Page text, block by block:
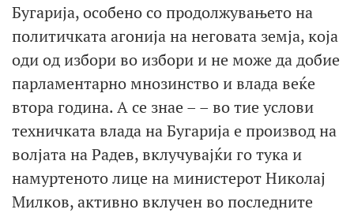
Бугарија, особено со продолжувањето на
политичката агонија на неговата земја, која
оди од избори во избори и не може да добие
парламентарно мнозинство и влада веќе
втора година. А се знае – – во тие услови
техничката влада на Бугарија е производ на
волјата на Радев, вклучувајќи го тука и
намуртеното лице на министерот Николај
Милков, активно вклучен во последните